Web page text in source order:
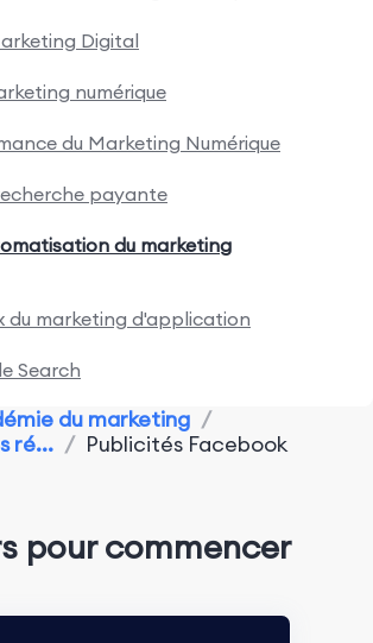
Digital
numérique
du Marketing Numérique
payante
du marketing
du marketing d'application
Search
et concurrence
SGE
du marketing /
ré... / Publicités Facebook
pour commencer